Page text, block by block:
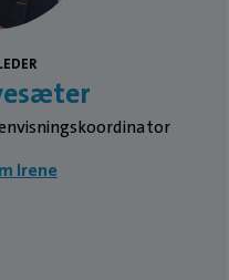
fagområder Henvisningskoordinator
Irene